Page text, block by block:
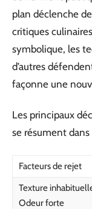
plan déclenche
critiques
symbolique, les
d’autres
façonne une
Les principaux
se résument dans
Facteurs de rejet
Texture
Odeur forte